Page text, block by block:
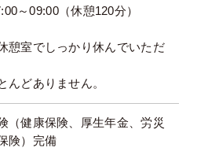
～09:00（休憩120分）
憩室でしっかり休んでいただ
んどありません。
（健康保険、厚生年金、労災
険）完備